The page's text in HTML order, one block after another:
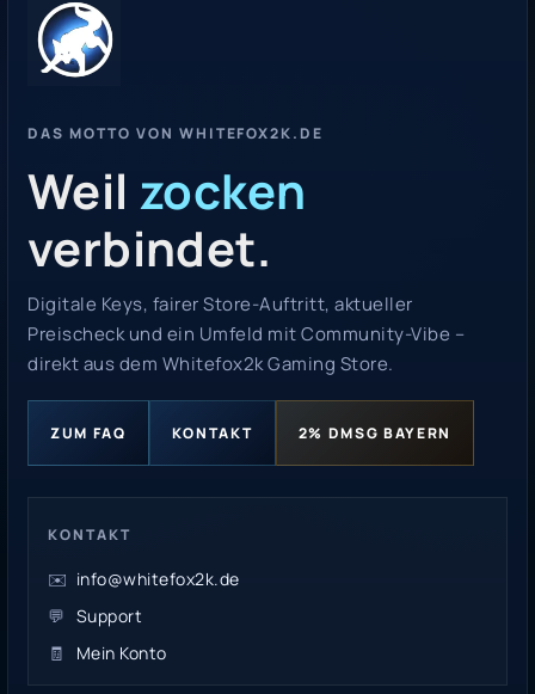
DAS MOTTO VON WHITEFOX2K.DE
Weil zocken
verbindet.
Digitale Keys, fairer Store-Auftritt, aktueller
Preischeck und ein Umfeld mit Community-Vibe –
direkt aus dem Whitefox2k Gaming Store.
ZUM FAQ KONTAKT 2% DMSG BAYERN
KONTAKT
✉️ info@whitefox2k.de
💬 Support
🧾
Mein Konto